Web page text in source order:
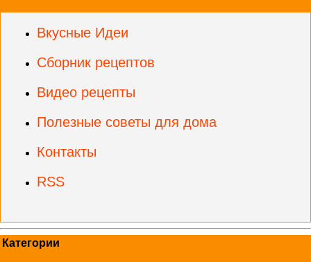
Вкусные Идеи
Сборник рецептов
Видео рецепты
Полезные советы для дома
Контакты
RSS
Категории